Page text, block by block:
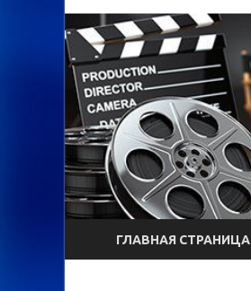
ГЛАВНАЯ СТРАНИЦА